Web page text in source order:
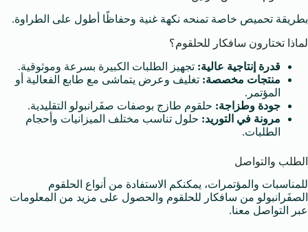
بطريقة تحميص خاصة تمنحه نكهة غنية وحفاظًا أطول على الطراوة.
لماذا تختارون سافكار للحلقوم؟
قدرة إنتاجية عالية: تجهيز الطلبات الكبيرة بسرعة وموثوقية.
منتجات مخصصة: تغليف وعرض يتماشى مع طابع الفعالية أو
المؤتمر.
جودة وطزاجة: حلقوم طازج بوصفات صفَرانبولو التقليدية.
مرونة في التوريد: حلول تناسب مختلف الميزانيات وأحجام
الطلبات.
الطلب والتواصل
للمناسبات والمؤتمرات، يمكنكم الاستفادة من أنواع الحلقوم
الصفَرانبولو من سافكار للحلقوم والحصول على مزيد من المعلومات
عبر التواصل معنا.